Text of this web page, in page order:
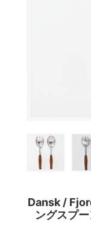
Dansk /
ングスプ